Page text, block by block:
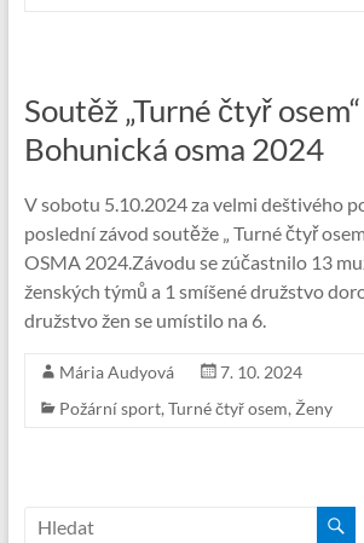
Soutěž „Turné čtyř
Bohunická osma 2024
V sobotu 5.10.2024 za velmi deštivého
poslední závod soutěže „ Turné čtyř
OSMA 2024.Závodu se zúčastnilo 13
ženských týmů a 1 smíšené družstvo
družstvo žen se umístilo na 6.
Mária Audyová
7. 10. 2024
Požární sport, Turné čtyř osem, Ženy